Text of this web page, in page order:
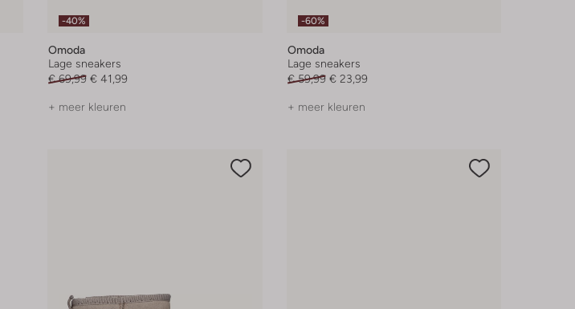
-40%
Omoda
Lage sneakers
€ 69,99 € 41,99
+ meer kleuren
-60%
Omoda
Lage sneakers
€ 59,99 € 23,99
+ meer kleuren